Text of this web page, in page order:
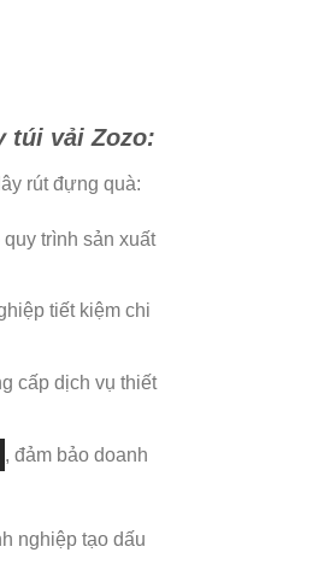
túi vải Zozo:
rút đựng quà:
trình sản xuất
tiết kiệm chi
cấp dịch vụ thiết
, đảm bảo doanh
nghiệp tạo dấu